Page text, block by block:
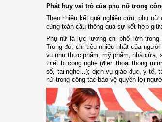
Phát huy vai trò của phụ nữ trong
Theo nhiều kết quả nghiên cứu, phụ
dùng toàn cầu thông qua sự kết hợp
Phụ nữ là lực lượng chi phối lớn trong
Trong đó, chi tiêu nhiều nhất của
vụ như thực phẩm, mỹ phẩm, nhà cửa,
thiết bị công nghệ (điện thoại thông
số, tai nghe…); dịch vụ giáo dục, y tế,
nữ trong công tác bảo vệ quyền lợi